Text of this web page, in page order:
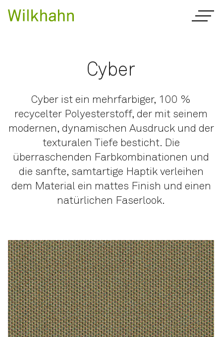
Cyber
Cyber ist ein mehrfarbiger, 100 %
recycelter Polyesterstoff, der mit seinem
modernen, dynamischen Ausdruck und der
texturalen Tiefe besticht. Die
überraschenden Farbkombinationen und
die sanfte, samtartige Haptik verleihen
dem Material ein mattes Finish und einen
natürlichen Faserlook.